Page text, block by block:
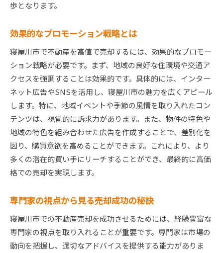
歩となります。
効果的なプロモーション戦略とは
寝屋川市で不動産を高値で売却するには、効果的なプロモー
ション戦略が必要です。まず、地域の良好な住環境や交通ア
クセスを強調することは効果的です。具体的には、インター
ネット広告やSNSを活用し、寝屋川市の魅力を広くアピール
します。特に、地域イベントや季節の風情を取り入れたコン
テンツは、視覚的に訴求力があります。また、物件の特色や
地域の特色を組み合わせた広告を作成することで、差別化を
図り、購買意欲を高めることができます。これにより、より
多くの潜在的買い手にリーチすることができ、最終的に高価
格での売却を実現します。
専門家の視点から見る売却成功の秘訣
寝屋川市での不動産売却を成功させるためには、経験豊富な
専門家の視点を取り入れることが重要です。専門家は市場の
動向を把握し、適切なアドバイスを提供する能力がありま